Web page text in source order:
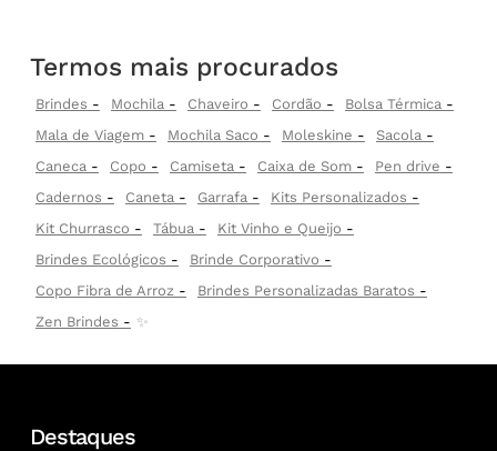
Termos mais procurados
Brindes Mochila Chaveiro Cordão
Bolsa Térmica
Mala de Viagem
Mochila Saco Moleskine
Sacola
Caneca
Copo Camiseta Caixa de Som
Pen drive
Cadernos
Caneta Garrafa
Kits Personalizados
Kit Churrasco
Tábua
Kit Vinho e Queijo
Brindes Ecológicos
Brinde Corporativo
Copo Fibra de Arroz
Brindes Personalizadas Baratos
Zen Brindes
✨
Destaques